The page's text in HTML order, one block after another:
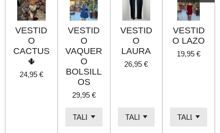
VESTID
O
CACTUS
🌵
24,95 €
VESTID
O
VAQUER
O
BOLSILL
OS
29,95 €
VESTID
O
LAURA
26,95 €
VESTID
O LAZO
19,95 €